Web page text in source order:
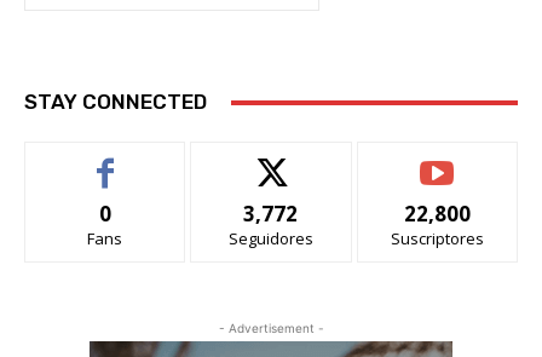
STAY CONNECTED
0
Fans
3,772
Seguidores
22,800
Suscriptores
- Advertisement -